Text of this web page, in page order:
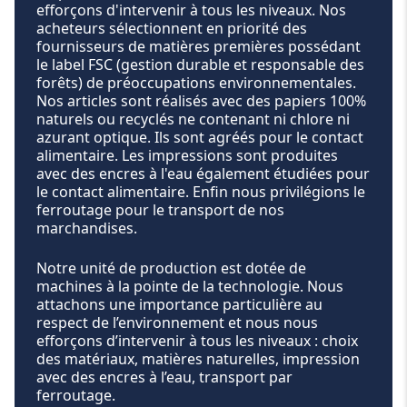
efforçons d'intervenir à tous les niveaux. Nos
acheteurs sélectionnent en priorité des
fournisseurs de matières premières possédant
le label FSC (gestion durable et responsable des
forêts) de préoccupations environnementales.
Nos articles sont réalisés avec des papiers 100%
naturels ou recyclés ne contenant ni chlore ni
azurant optique. Ils sont agréés pour le contact
alimentaire. Les impressions sont produites
avec des encres à l'eau également étudiées pour
le contact alimentaire. Enfin nous privilégions le
ferroutage pour le transport de nos
marchandises.
Notre unité de production est dotée de
machines à la pointe de la technologie. Nous
attachons une importance particulière au
respect de l’environnement et nous nous
efforçons d’intervenir à tous les niveaux : choix
des matériaux, matières naturelles, impression
avec des encres à l’eau, transport par
ferroutage.